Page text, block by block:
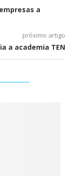
a
próximo artigo
a academia TEN